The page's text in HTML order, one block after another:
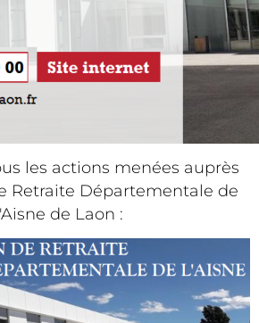
les actions menées auprès
Retraite Départementale de
de Laon :